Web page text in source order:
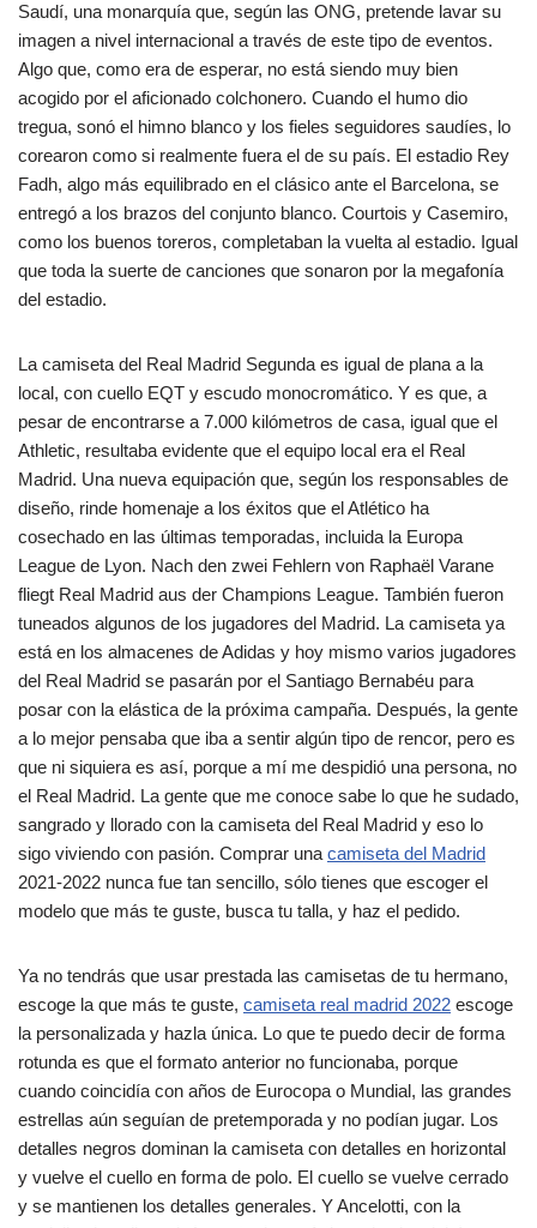
Saudí, una monarquía que, según las ONG, pretende lavar su
imagen a nivel internacional a través de este tipo de eventos.
Algo que, como era de esperar, no está siendo muy bien
acogido por el aficionado colchonero. Cuando el humo dio
tregua, sonó el himno blanco y los fieles seguidores saudíes, lo
corearon como si realmente fuera el de su país. El estadio Rey
Fadh, algo más equilibrado en el clásico ante el Barcelona, se
entregó a los brazos del conjunto blanco. Courtois y Casemiro,
como los buenos toreros, completaban la vuelta al estadio. Igual
que toda la suerte de canciones que sonaron por la megafonía
del estadio.
La camiseta del Real Madrid Segunda es igual de plana a la
local, con cuello EQT y escudo monocromático. Y es que, a
pesar de encontrarse a 7.000 kilómetros de casa, igual que el
Athletic, resultaba evidente que el equipo local era el Real
Madrid. Una nueva equipación que, según los responsables de
diseño, rinde homenaje a los éxitos que el Atlético ha
cosechado en las últimas temporadas, incluida la Europa
League de Lyon. Nach den zwei Fehlern von Raphaël Varane
fliegt Real Madrid aus der Champions League. También fueron
tuneados algunos de los jugadores del Madrid. La camiseta ya
está en los almacenes de Adidas y hoy mismo varios jugadores
del Real Madrid se pasarán por el Santiago Bernabéu para
posar con la elástica de la próxima campaña. Después, la gente
a lo mejor pensaba que iba a sentir algún tipo de rencor, pero es
que ni siquiera es así, porque a mí me despidió una persona, no
el Real Madrid. La gente que me conoce sabe lo que he sudado,
sangrado y llorado con la camiseta del Real Madrid y eso lo
sigo viviendo con pasión. Comprar una camiseta del Madrid
2021-2022 nunca fue tan sencillo, sólo tienes que escoger el
modelo que más te guste, busca tu talla, y haz el pedido.
Ya no tendrás que usar prestada las camisetas de tu hermano,
escoge la que más te guste, camiseta real madrid 2022 escoge
la personalizada y hazla única. Lo que te puedo decir de forma
rotunda es que el formato anterior no funcionaba, porque
cuando coincidía con años de Eurocopa o Mundial, las grandes
estrellas aún seguían de pretemporada y no podían jugar. Los
detalles negros dominan la camiseta con detalles en horizontal
y vuelve el cuello en forma de polo. El cuello se vuelve cerrado
y se mantienen los detalles generales. Y Ancelotti, con la